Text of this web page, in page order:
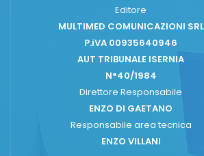
Editore
MULTIMED COMUNICAZIONI SRL
P.iVA 00935640946
AUT TRIBUNALE ISERNIA
N°40/1984
Direttore Responsabile
ENZO DI GAETANO
Responsabile area tecnica
ENZO VILLANI